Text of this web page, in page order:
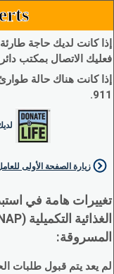
إذا كانت لديك حاجة
فعليك الاتصال بمكتب
إذا كانت هناك حالة
911.
زيارة الصفحة الأولى
تغييرات هامة في
المسروقة:
لم يعد يتم قبول طلبات